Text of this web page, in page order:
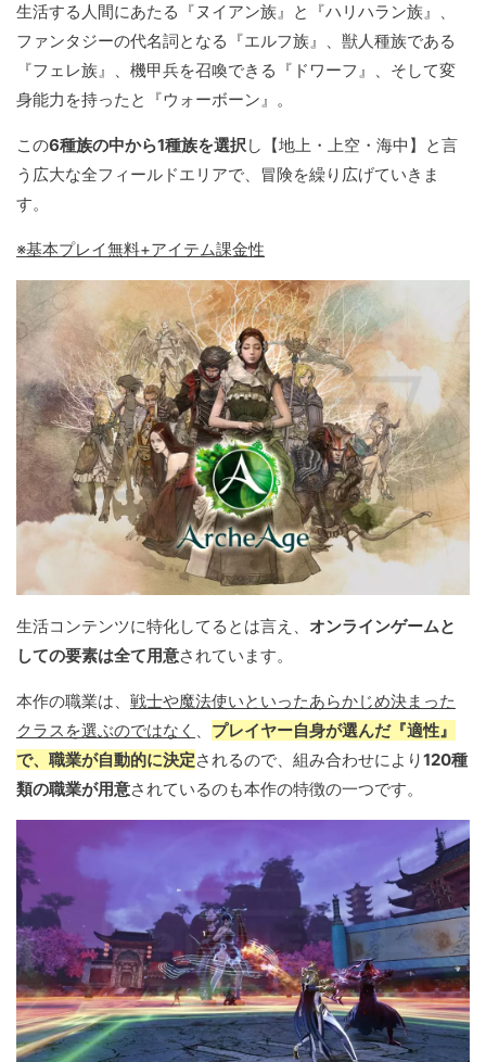
生活する人間にあたる『ヌイアン族』と『ハリハラン族』、
ファンタジーの代名詞となる『エルフ族』、獣人種族である
『フェレ族』、機甲兵を召喚できる『ドワーフ』、そして変
身能力を持ったと『ウォーボーン』。
この6種族の中から1種族を選択し【地上・上空・海中】と言
う広大な全フィールドエリアで、冒険を繰り広げていきま
す。
※基本プレイ無料+アイテム課金性
生活コンテンツに特化してるとは言え、 オンラインゲームと
しての要素は全て用意されています。
本作の職業は、 戦士や魔法使いといったあらかじめ決まった
クラスを選ぶのではなく 、 プレイヤー自身が選んだ『適性』
で、職業が自動的に決定されるので、組み合わせにより120種
類の職業が用意されているのも本作の特徴の一つです。